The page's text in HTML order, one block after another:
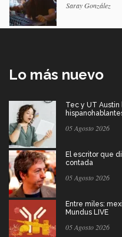
Saray González
Lo más nuevo
Tec y UT Austin
05 Agosto 2026
El escritor que
contada
05 Agosto 2026
Entre miles:
Mundus LIVE
05 Agosto 2026